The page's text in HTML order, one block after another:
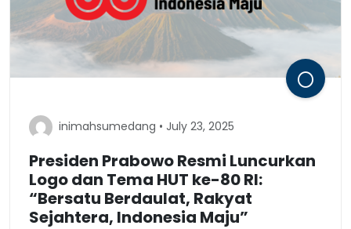
inimahsumedang • July 23, 2025
Presiden Prabowo Resmi Luncurkan
Logo dan Tema HUT ke-80 RI:
“Bersatu Berdaulat, Rakyat
Sejahtera, Indonesia Maju”